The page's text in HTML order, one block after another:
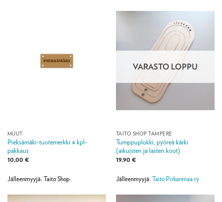
MUUT
Pieksämäki-tuotemerkki 4 kpl-
pakkaus
10,00 €
Jälleenmyyjä: Taito Shop
VARASTO LOPPU
TAITO SHOP TAMPERE
Tumppuplokki, pyöreä kärki
(aikuisten ja lasten koot)
19,90 €
Jälleenmyyjä: Taito Pirkanmaa ry